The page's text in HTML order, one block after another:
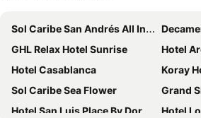
Sol Caribe San Andrés All Inclusive
GHL Relax Hotel Sunrise
Hotel
Hotel Casablanca
Koray
Sol Caribe Sea Flower
Grand
Hotel San Luis Place By Dorado
Hotel